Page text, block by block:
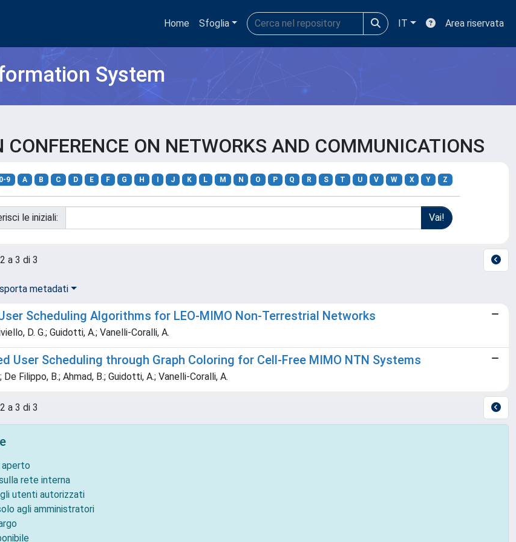
Home Sfoglia IT Area riservata
System
ON NETWORKS AND COMMUNICATIONS
0-9 A B C D E F G H J K L M N O P Q R S T U V W X Y Z
le iniziali:
a 3 di 3
metadati
Scheduling Algorithms for LEO-MIMO Non-Terrestrial Networks
D. G.; Guidotti, A.; Vanelli-Coralli, A.
User Scheduling through Graph Coloring for Cell-Free MIMO NTN Systems
De Filippo, B.; Ahmad, B.; Guidotti, A.; Vanelli-Coralli, A.
a 3 di 3
rete interna
utenti autorizzati
agli amministratori